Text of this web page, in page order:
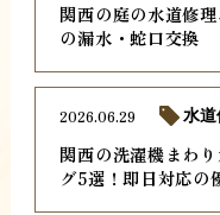
関西の庭の水道修
の漏水・蛇口交換
関西の洗濯機まわ
グ5選！即日対応の
2026.06.29 水